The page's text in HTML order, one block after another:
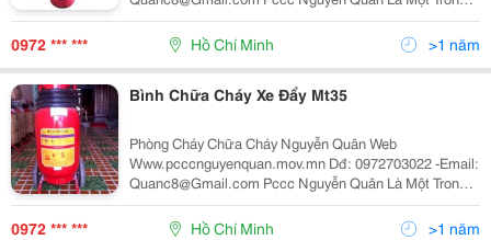
Những Đơn Vị Trong Lĩnh Vực Thiết Kế Và Xây Lắp Hệ
Thống Phòng Cháy Chữa Cháy Tại Việt Nam Hiện Nay.
0972 *** *** Hồ Chí Minh >1 năm
Bình Chữa Cháy Xe Đẩy Mt35
Phòng Cháy Chữa Cháy Nguyễn Quân Web
Www.pcccnguyenquan.mov.mn Dđ: 0972703022 -Email:
Quanc8@Gmail.com Pccc Nguyễn Quân Là Một Trong
Những Đơn Vị Trong Lĩnh Vực Thiết Kế Và Xây Lắp Hệ
Thống Phòng Cháy Chữa Cháy Tại Việt Nam Hiện Nay.
0972 *** *** Hồ Chí Minh >1 năm